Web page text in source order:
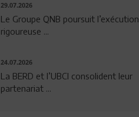
29.07.2026
Le Groupe QNB poursuit l’exécution
rigoureuse ...
24.07.2026
La BERD et l’UBCI consolident leur
partenariat ...